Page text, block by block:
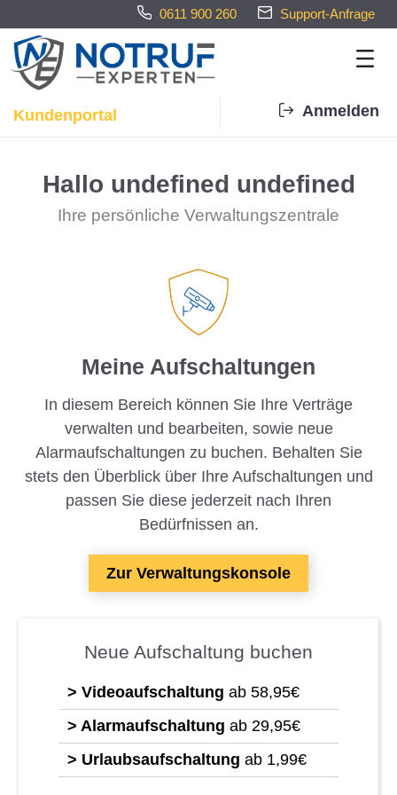
0611 900 260 Support-Anfrage
Kundenportal Anmelden
Meine Aufschaltungen -
Hallo undefined undefined
Ihre persönliche Verwaltungszentrale
Meine Aufschaltungen
In diesem Bereich können Sie Ihre Verträge
verwalten und bearbeiten, sowie neue
Alarmaufschaltungen zu buchen. Behalten Sie
stets den Überblick über Ihre Aufschaltungen und
passen Sie diese jederzeit nach Ihren
Bedürfnissen an.
Zur Verwaltungskonsole
Neue Aufschaltung buchen
> Videoaufschaltung ab 58,95€
> Alarmaufschaltung ab 29,95€
> Urlaubsaufschaltung ab 1,99€